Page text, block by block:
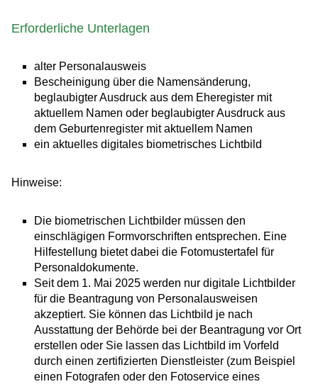
Erforderliche Unterlagen
alter Personalausweis
Bescheinigung über die Namensänderung,
beglaubigter Ausdruck aus dem Eheregister mit
aktuellem Namen oder beglaubigter Ausdruck aus
dem Geburtenregister mit aktuellem Namen
ein aktuelles digitales biometrisches Lichtbild
Hinweise:
Die biometrischen Lichtbilder müssen den
einschlägigen Formvorschriften entsprechen. Eine
Hilfestellung bietet dabei die Fotomustertafel für
Personaldokumente.
Seit dem 1. Mai 2025 werden nur digitale Lichtbilder
für die Beantragung von Personalausweisen
akzeptiert. Sie können das Lichtbild je nach
Ausstattung der Behörde bei der Beantragung vor Ort
erstellen oder Sie lassen das Lichtbild im Vorfeld
durch einen zertifizierten Dienstleister (zum Beispiel
einen Fotografen oder den Fotoservice eines